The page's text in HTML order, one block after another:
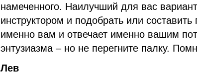
намеченного. Наилучший для вас
инструктором и подобрать или
именно вам и отвечает именно вашим
энтузиазма – но не перегните палку.
Лев